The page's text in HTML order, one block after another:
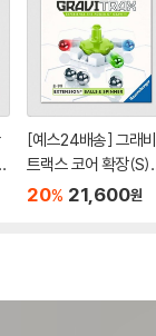
[예스24배송] 그래비
트랙스 코어 확장(S):
볼&스피너 / 마블런[8
20% 21,600원